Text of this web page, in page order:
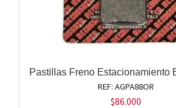
Pastillas Freno Estacionamiento
REF: AGPA88OR
$86.000